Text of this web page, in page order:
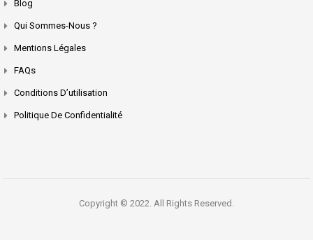
Blog
Qui Sommes-Nous ?
Mentions Légales
FAQs
Conditions D’utilisation
Politique De Confidentialité
Copyright © 2022. All Rights Reserved.